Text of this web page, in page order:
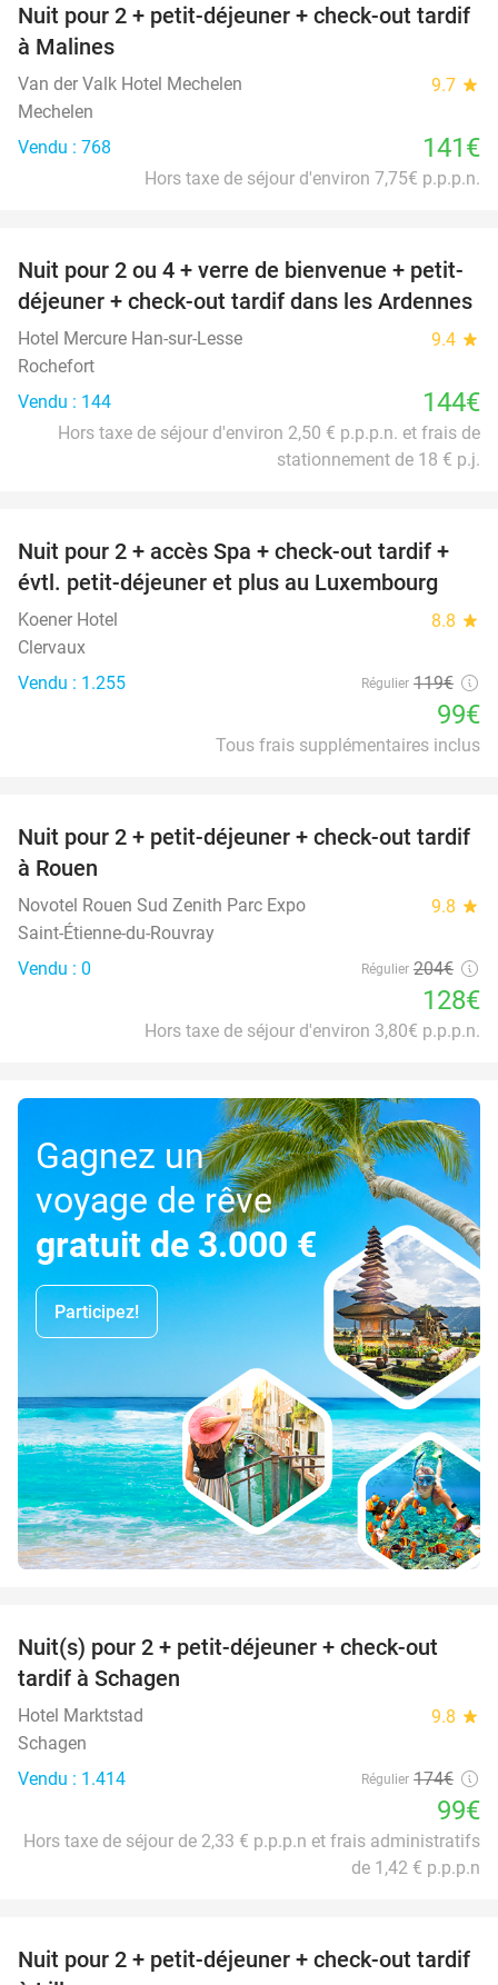
Nuit pour 2 + petit-déjeuner + check-out tardif
à Malines
Van der Valk Hotel Mechelen 9.7 star
Mechelen
Vendu : 768
141€
Hors taxe de séjour d'environ 7,75€ p.p.p.n.
Nuit pour 2 ou 4 + verre de bienvenue + petit-
déjeuner + check-out tardif dans les Ardennes
Hotel Mercure Han-sur-Lesse 9.4 star
Rochefort
Vendu : 144
144€
Hors taxe de séjour d'environ 2,50 € p.p.p.n. et frais de
stationnement de 18 € p.j.
17%
Nuit pour 2 + accès Spa + check-out tardif +
évtl. petit-déjeuner et plus au Luxembourg
Koener Hotel 8.8 star
Clervaux
Vendu : 1.255
Régulier 119€
99€
Tous frais supplémentaires inclus
37%
Nuit pour 2 + petit-déjeuner + check-out tardif
à Rouen
Novotel Rouen Sud Zenith Parc Expo 9.8 star
Saint-Étienne-du-Rouvray
Vendu : 0
Régulier 204€
128€
Hors taxe de séjour d'environ 3,80€ p.p.p.n.
Gagnez un
voyage de rêve
gratuit de 3.000 €
Participez!
43%
Nuit(s) pour 2 + petit-déjeuner + check-out
tardif à Schagen
Hotel Marktstad 9.8 star
Schagen
Vendu : 1.414
Régulier 174€
99€
Hors taxe de séjour de 2,33 € p.p.p.n et frais administratifs
de 1,42 € p.p.p.n
50%
Nuit pour 2 + petit-déjeuner + check-out tardif